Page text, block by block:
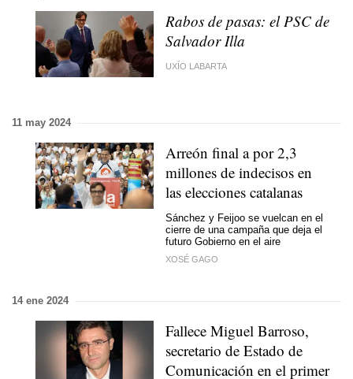
Rabos de pasas: el PSC de
Salvador Illa
UXÍO LABARTA
11 may 2024
Arreón final a por 2,3
millones de indecisos en
las elecciones catalanas
Sánchez y Feijoo se vuelcan en el
cierre de una campaña que deja el
futuro Gobierno en el aire
XOSÉ GAGO
14 ene 2024
Fallece Miguel Barroso,
secretario de Estado de
Comunicación en el primer